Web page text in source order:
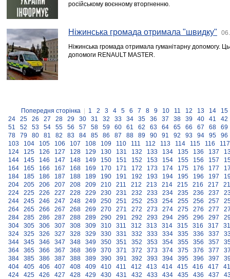
російському воєнному вторгненню.
Ніжинська громада отримала "швидку"
Ніжинська громада отримала гуманітарну допомогу.
допомоги RENAULT MASTER.
Попередня сторінка 1 2 3 4 5 6 7 8 9 10 11 12 13 14
15
24
25 26 27 28 29 30 31 32 33 34 35 36 37 38 39 40 41
42
51
52 53 54 55 56 57 58 59 60 61 62 63 64 65 66 67 68
69
78
79 80 81 82 83 84 85 86 87 88 89 90 91 92 93 94 95
96
103
104 105 106 107 108 109 110 111 112 113 114 115 116
117
124
125 126 127 128 129 130 131 132 133 134 135 136 137
144
145 146 147 148 149 150 151 152 153 154 155 156 157
164
165 166 167 168 169 170 171 172 173 174 175 176 177
184
185 186 187 188 189 190 191 192 193 194 195 196 197
204
205 206 207 208 209 210 211 212 213 214 215 216 217
224
225 226 227 228 229 230 231 232 233 234 235 236 237
244
245 246 247 248 249 250 251 252 253 254 255 256 257
264
265 266 267 268 269 270 271 272 273 274 275 276 277
284
285 286 287 288 289 290 291 292 293 294 295 296 297
304
305 306 307 308 309 310 311 312 313 314 315 316 317
324
325 326 327 328 329 330 331 332 333 334 335 336 337
344
345 346 347 348 349 350 351 352 353 354 355 356 357
364
365 366 367 368 369 370 371 372 373 374 375 376 377
384
385 386 387 388 389 390 391 392 393 394 395 396 397
404
405 406 407 408 409 410 411 412 413 414 415 416 417
424
425 426 427 428 429 430 431 432 433 434 435 436 437